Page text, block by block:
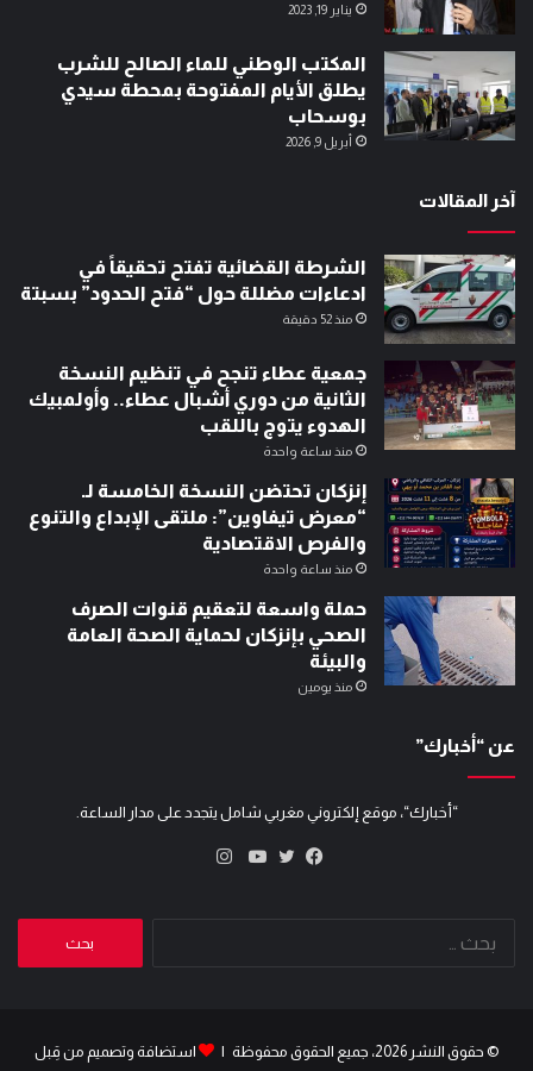
يناير 19, 2023
المكتب الوطني للماء الصالح للشرب
يطلق الأيام المفتوحة بمحطة سيدي
بوسحاب
أبريل 9, 2026
آخر المقالات
الشرطة القضائية تفتح تحقيقاً في
ادعاءات مضللة حول “فتح الحدود” بسبتة
منذ 52 دقيقة
جمعية عطاء تنجح في تنظيم النسخة
الثانية من دوري أشبال عطاء.. وأولمبيك
الهدوء يتوج باللقب
منذ ساعة واحدة
إنزكان تحتضن النسخة الخامسة لـ
“معرض تيفاوين”: ملتقى الإبداع والتنوع
والفرص الاقتصادية
منذ ساعة واحدة
حملة واسعة لتعقيم قنوات الصرف
الصحي بإنزكان لحماية الصحة العامة
والبيئة
منذ يومين
عن “أخبارك”
“أخبارك“، موقع إلكتروني مغربي شامل يتجدد على مدار الساعة.
© حقوق النشر 2026، جميع الحقوق محفوظة | استضافة وتصميم من قِبل